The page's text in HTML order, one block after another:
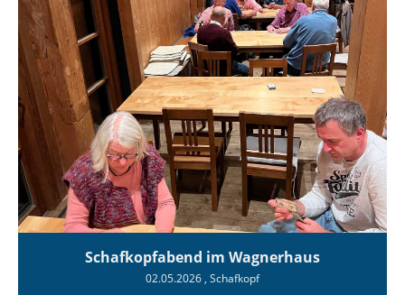
Schafkopfabend im Wagnerhaus
02.05.2026 , Schafkopf